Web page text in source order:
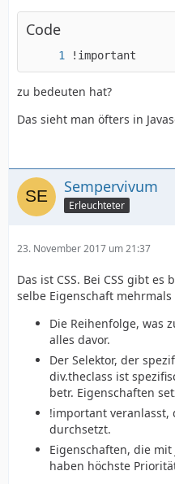
Code
!important
zu bedeuten hat?
Das sieht man öfters in
Sempervivum
Erleuchteter
23. November 2017 um 21:37
Das ist CSS. Bei CSS gibt
selbe Eigenschaft
Die Reihenfolge, was
alles davor.
Der Selektor, der
div.theclass ist
betr. Eigenschaften
!important veranlasst,
durchsetzt.
Eigenschaften, die
haben höchste